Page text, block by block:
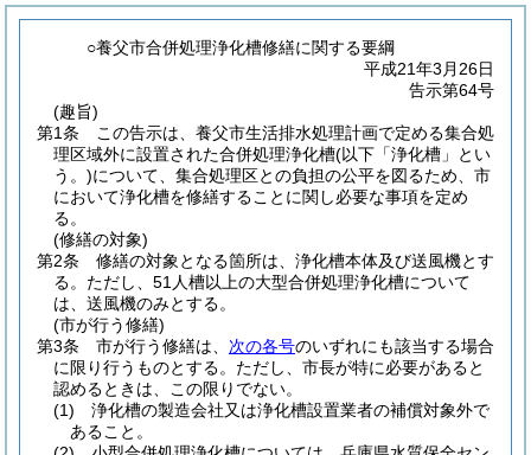
○養父市合併処理浄化槽修繕に関する要綱
平成21年3月26日
告示第64号
(趣旨)
第1条
この告示は、養父市生活排水処理計画で定める集合処
理区域外に設置された合併処理浄化槽(以下「浄化槽」とい
う。)について、集合処理区との負担の公平を図るため、市
において浄化槽を修繕することに関し必要な事項を定め
る。
(修繕の対象)
第2条
修繕の対象となる箇所は、浄化槽本体及び送風機とす
る。 ただし、51人槽以上の大型合併処理浄化槽について
は、送風機のみとする。
(市が行う修繕)
第3条
市が行う修繕は、 次の各号のいずれにも該当する場合
に限り行うものとする。 ただし、市長が特に必要があると
認めるときは、この限りでない。
(1)
浄化槽の製造会社又は浄化槽設置業者の補償対象外で
あること。